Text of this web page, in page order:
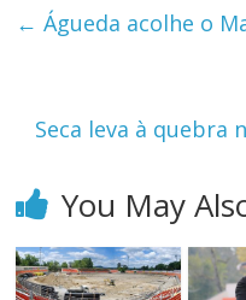
← Águeda acolhe o
Seca leva à quebra
You May